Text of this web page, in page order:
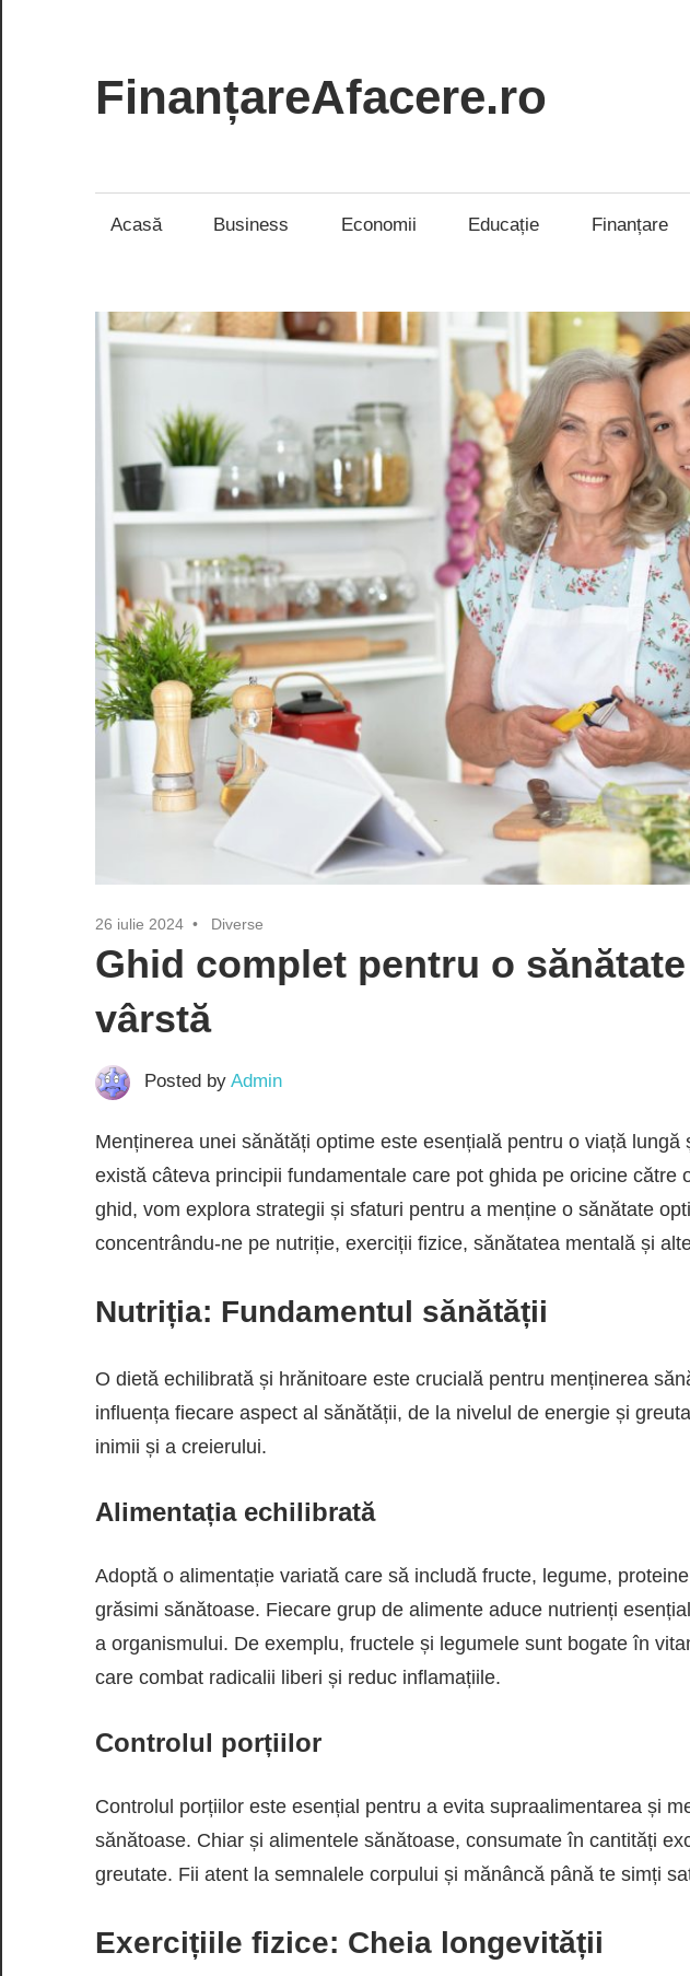
content
FinanțareAfacere.ro
Acasă Business Economii Educație Finanțare
26 iulie 2024 Diverse
Ghid complet pentru o
vârstă
Posted by Admin
Menținerea unei sănătăți optime este esențială pentru o viață lungă
există câteva principii fundamentale care pot ghida pe oricine către
ghid, vom explora strategii și sfaturi pentru a menține o sănătate
concentrându-ne pe nutriție, exerciții fizice, sănătatea mentală și
Nutriția: Fundamentul sănătății
O dietă echilibrată și hrănitoare este crucială pentru menținerea
influența fiecare aspect al sănătății, de la nivelul de energie și
inimii și a creierului.
Alimentația echilibrată
Adoptă o alimentație variată care să includă fructe, legume,
grăsimi sănătoase. Fiecare grup de alimente aduce nutrienți
a organismului. De exemplu, fructele și legumele sunt bogate în
care combat radicalii liberi și reduc inflamațiile.
Controlul porțiilor
Controlul porțiilor este esențial pentru a evita supraalimentarea și
sănătoase. Chiar și alimentele sănătoase, consumate în cantități
greutate. Fii atent la semnalele corpului și mănâncă până te simți
Exercițiile fizice: Cheia longevității